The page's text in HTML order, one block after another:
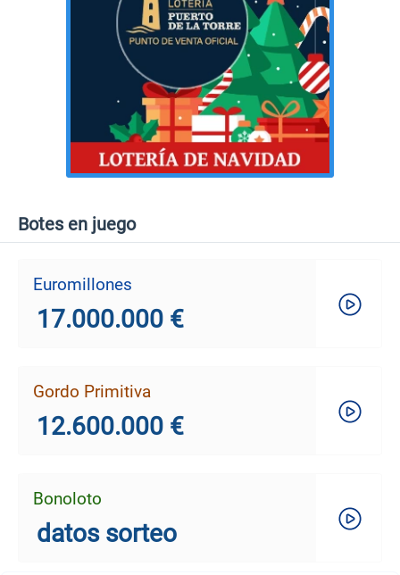
Botes en juego
Euromillones
17.000.000 €
Gordo Primitiva
12.600.000 €
Bonoloto
datos sorteo